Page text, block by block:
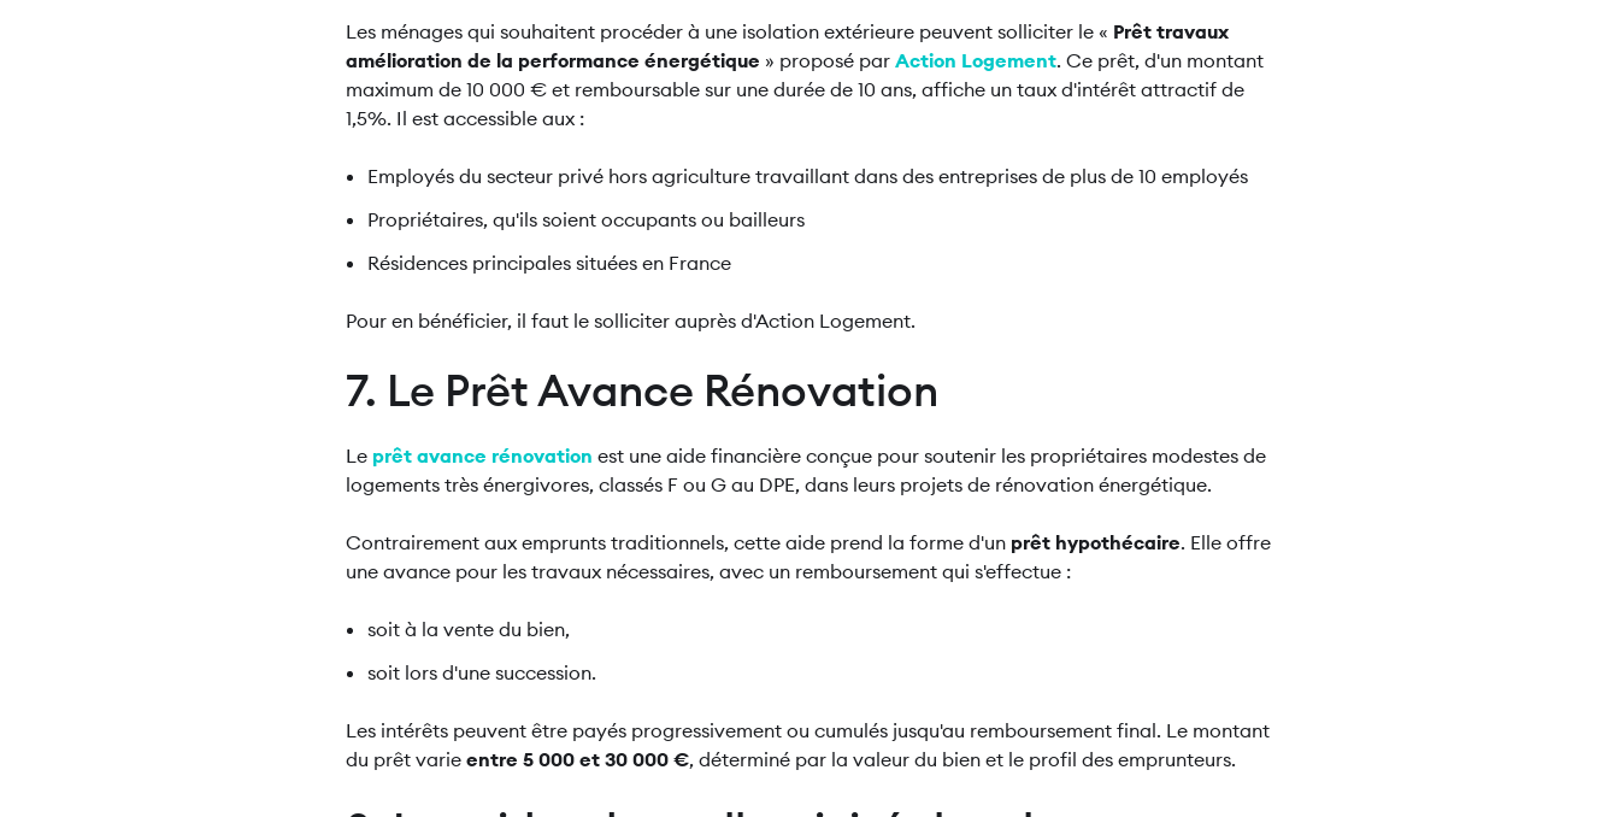
Les ménages qui souhaitent procéder à une isolation extérieure peuvent solliciter le « Prêt travaux
amélioration de la performance énergétique » proposé par Action Logement. Ce prêt, d'un montant
maximum de 10 000 € et remboursable sur une durée de 10 ans, affiche un taux d'intérêt attractif de
1,5%. Il est accessible aux :
Employés du secteur privé hors agriculture travaillant dans des entreprises de plus de 10 employés
Propriétaires, qu'ils soient occupants ou bailleurs
Résidences principales situées en France
Pour en bénéficier, il faut le solliciter auprès d'Action Logement.
7. Le Prêt Avance Rénovation
Le prêt avance rénovation est une aide financière conçue pour soutenir les propriétaires modestes de
logements très énergivores, classés F ou G au DPE, dans leurs projets de rénovation énergétique.
Contrairement aux emprunts traditionnels, cette aide prend la forme d'un prêt hypothécaire. Elle offre
une avance pour les travaux nécessaires, avec un remboursement qui s'effectue :
soit à la vente du bien,
soit lors d'une succession.
Les intérêts peuvent être payés progressivement ou cumulés jusqu'au remboursement final. Le montant
du prêt varie entre 5 000 et 30 000 €, déterminé par la valeur du bien et le profil des emprunteurs.